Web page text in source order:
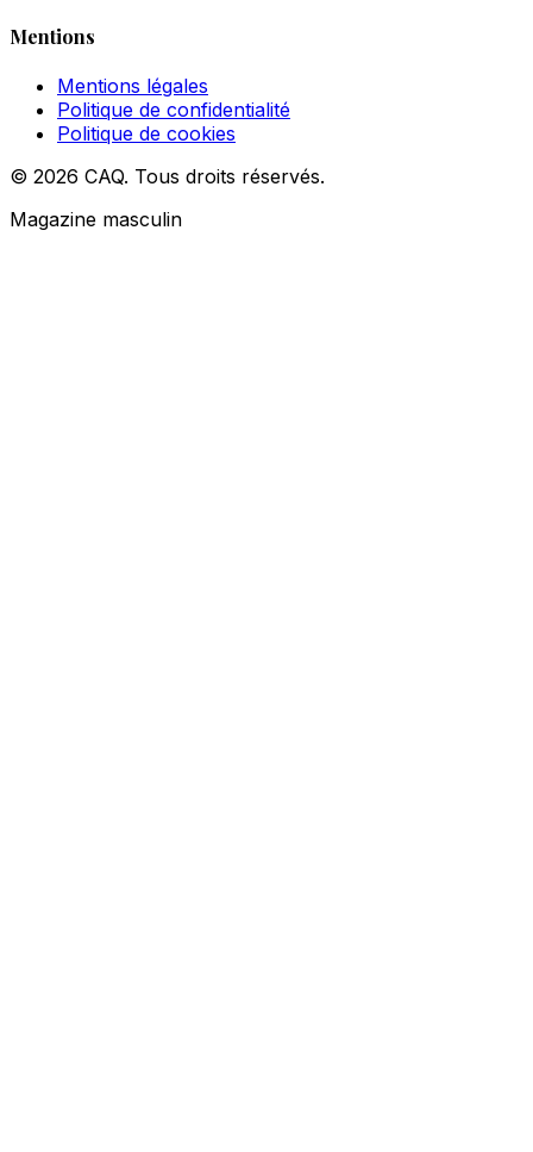
Mentions
Mentions légales
Politique de confidentialité
Politique de cookies
© 2026 CAQ. Tous droits réservés.
Magazine masculin